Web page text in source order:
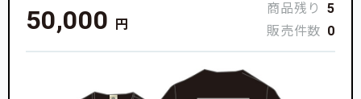
50,000 円
商品残り
5
販売件数 0